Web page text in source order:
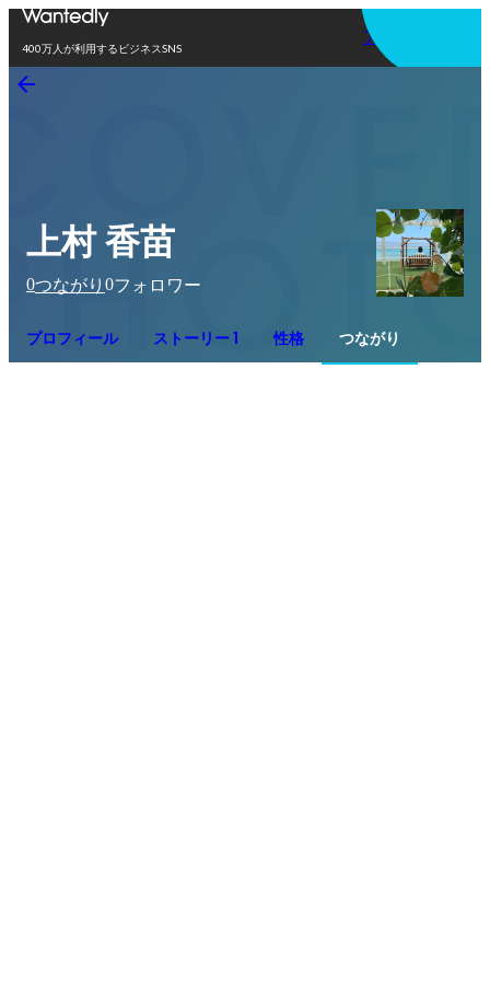
400万人が利用するビジネスSNS
アプリを使う
上村 香苗
0つながり 0フォロワー
プロフィール ストーリー 1 性格 つながり